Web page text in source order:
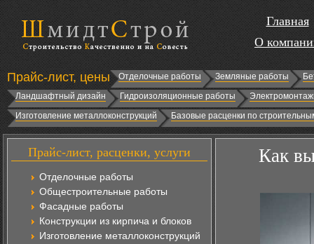
Главная
О
Прайс-лист, цены Отделочные работы Земляные работы
Ландшафтный дизайн
Гидроизоляционные работы
Изготовление металлоконструкций
Базовые расценки по
Прайс-лист, расценки, услуги
Отделочные работы
Общестроительные работы
Фасадные работы
Конструкции из кирпича и блоков
Изготовление металлоконструкций
Как